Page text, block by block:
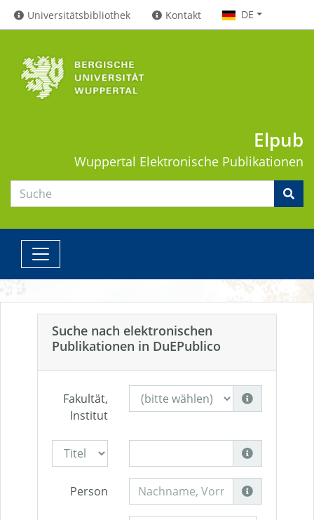
Universitätsbibliothek Kontakt DE
Elpub
Wuppertal Elektronische Publikationen
Suche nach elektronischen
Publikationen in DuEPublico
Fakultät,
Institut
Person